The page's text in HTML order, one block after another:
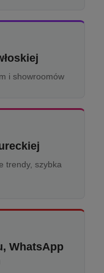
i showroomów
trendy, szybka
WhatsApp